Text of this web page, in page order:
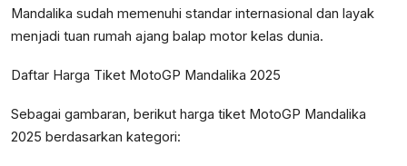
Mandalika sudah memenuhi standar internasional dan layak
menjadi tuan rumah ajang balap motor kelas dunia.
Daftar Harga Tiket MotoGP Mandalika 2025
Sebagai gambaran, berikut harga tiket MotoGP Mandalika
2025 berdasarkan kategori: